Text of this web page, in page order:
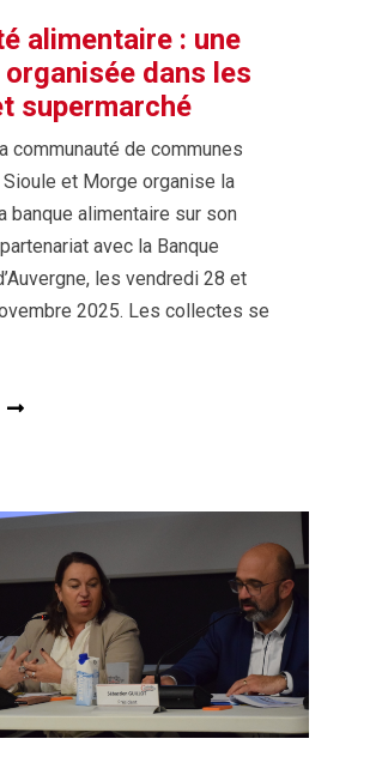
alimentaire : une
dans les
supermarché
communauté de communes
et Morge organise la
banque alimentaire sur son
avec la Banque
les vendredi 28 et
2025. Les collectes se